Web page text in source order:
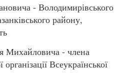
- Володимирівського
району,
- члена
Всеукраїнської